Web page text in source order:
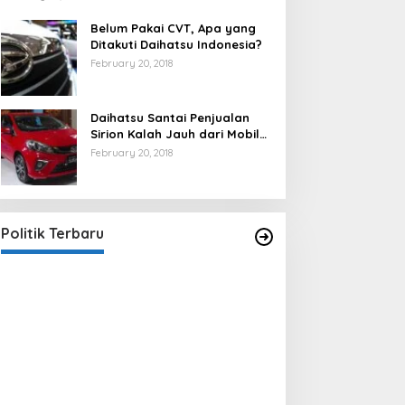
Belum Pakai CVT, Apa yang
Ditakuti Daihatsu Indonesia?
February 20, 2018
Daihatsu Santai Penjualan
Sirion Kalah Jauh dari Mobil
LCGC
February 20, 2018
Politik Terbaru
Strategi PPP Menangkan Duet
Ganjar dan Gus Yasin
In Berita, Politik |